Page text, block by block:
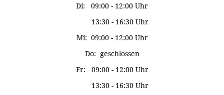
Di: 09:00 - 12:00 Uhr
13:30 - 16:30 Uhr
Mi: 09:00 - 12:00 Uhr
Do: geschlossen
Fr: 09:00 - 12:00 Uhr
13:30 - 16:30 Uhr